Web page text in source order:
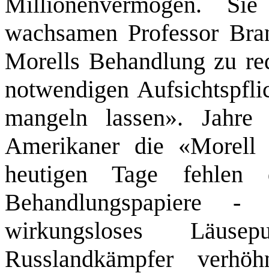
wachsamen Professor
Morells Behandlung zu
notwendigen
mangeln lassen».
Amerikaner die
heutigen Tage fehlen
wirkungsloses
Russlandkämpfer